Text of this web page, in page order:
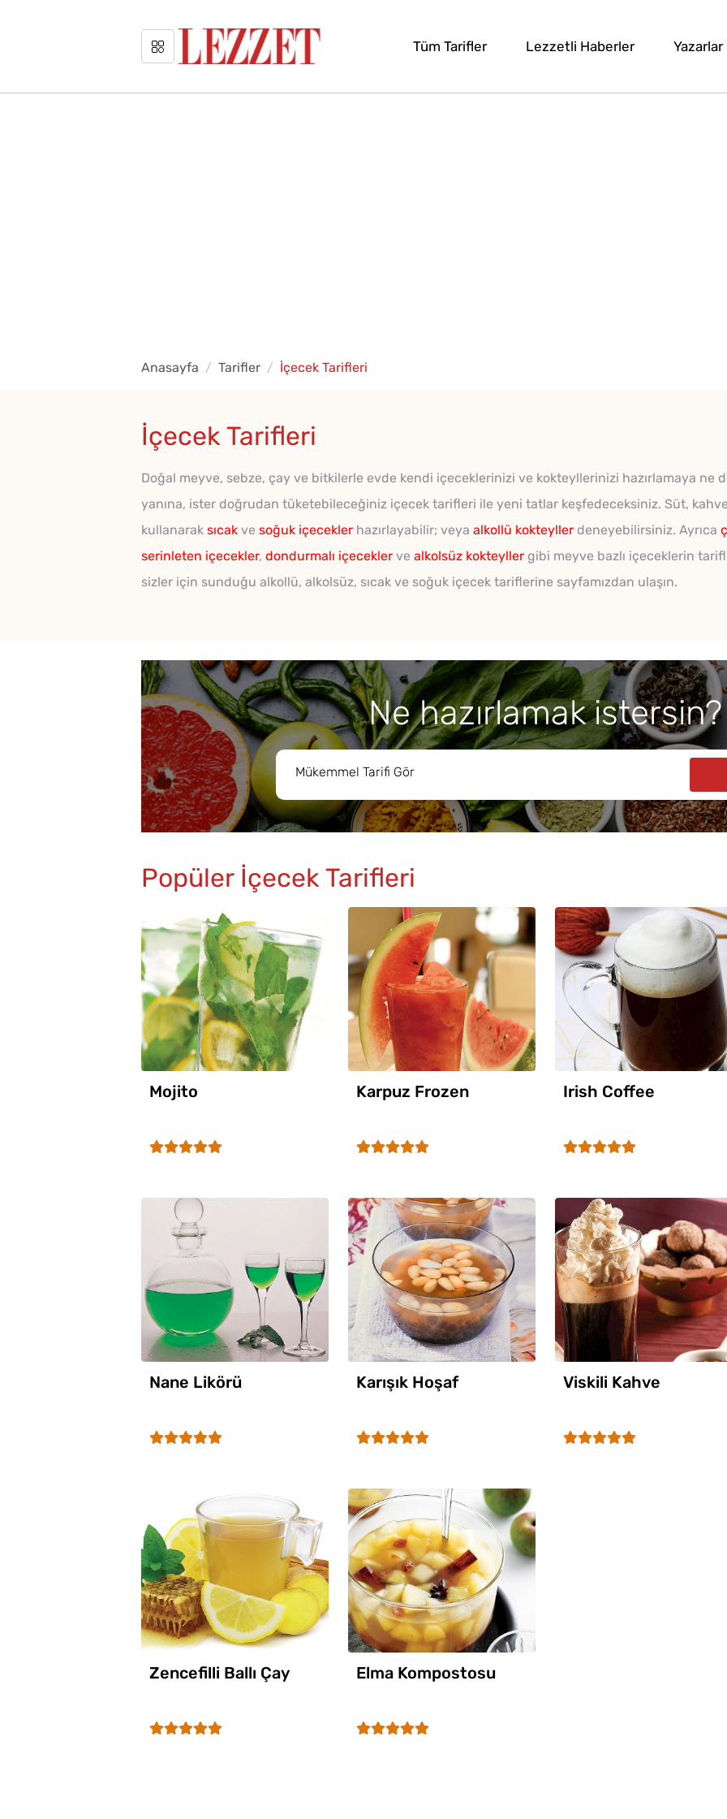
Tüm Tarifler Lezzetli Haberler Yazarlar
Anasayfa Tarifler İçecek Tarifleri
İçecek Tarifleri
Doğal meyve, sebze, çay ve bitkilerle evde kendi içeceklerinizi ve kokteyllerinizi hazırlamaya ne
yanına, ister doğrudan tüketebileceğiniz içecek tarifleri ile yeni tatlar keşfedeceksiniz. Süt,
kullanarak sıcak ve soğuk içecekler hazırlayabilir; veya alkollü kokteyller deneyebilirsiniz. Ayrıca
serinleten içecekler, dondurmalı içecekler ve alkolsüz kokteyller gibi meyve bazlı içeceklerin
sizler için sunduğu alkollü, alkolsüz, sıcak ve soğuk içecek tariflerine sayfamızdan ulaşın.
Ne hazırlamak istersin?
Popüler İçecek Tarifleri
Mojito Karpuz Frozen Irish Coffee
Nane Likörü Karışık Hoşaf Viskili Kahve
Zencefilli Ballı Çay Elma Kompostosu